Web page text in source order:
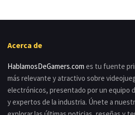
Acerca de
HablamosDeGamers.com es tu fuente
más relevante y atractivo sobre
electrónicos, presentado por un equipo
y expertos de la industria. Únete a